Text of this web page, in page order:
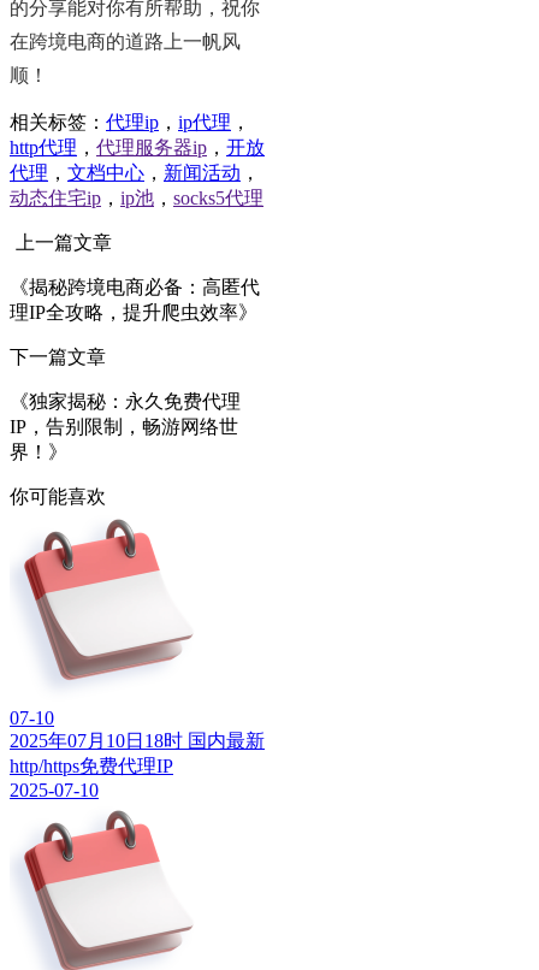
的分享能对你有所帮助，祝你
在跨境电商的道路上一帆风
顺！
相关标签： 代理ip ， ip代理 ，
http代理 ， 代理服务器ip ， 开放
代理 ， 文档中心 ， 新闻活动 ，
动态住宅ip ， ip池 ， socks5代理
上一篇文章
《揭秘跨境电商必备：高匿代
理IP全攻略，提升爬虫效率》
下一篇文章
《独家揭秘：永久免费代理
IP，告别限制，畅游网络世
界！》
你可能喜欢
07-10
2025年07月10日18时 国内最新
http/https免费代理IP
2025-07-10